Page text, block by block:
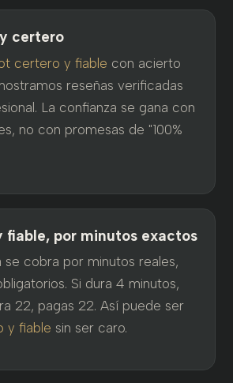
certero
certero y fiable con acierto
reseñas verificadas
La confianza se gana con
no con promesas de "100%
fiable, por minutos exactos
se cobra por minutos reales,
Si dura 4 minutos,
22, pagas 22. Así puede ser
y fiable sin ser caro.